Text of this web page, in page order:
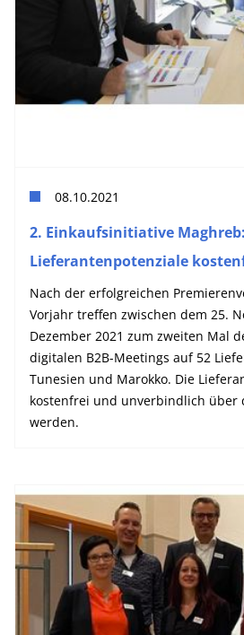
08.10.2021
2. Einkaufsinitiative Maghreb:
Lieferantenpotenziale
Nach der erfolgreichen
Vorjahr treffen zwischen dem 25.
Dezember 2021 zum zweiten Mal
digitalen B2B-Meetings auf 52
Tunesien und Marokko. Die
kostenfrei und unverbindlich über
werden.